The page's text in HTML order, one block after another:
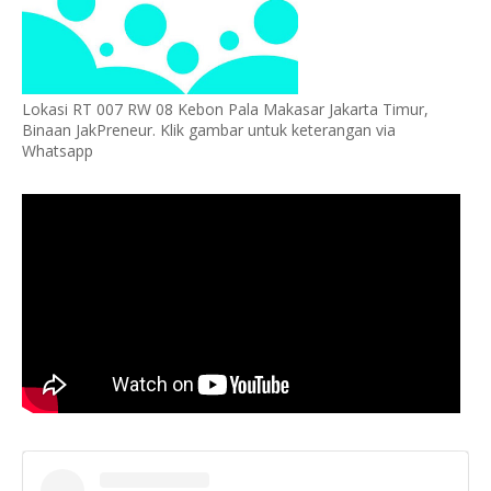
Lokasi RT 007 RW 08 Kebon Pala Makasar Jakarta Timur,
Binaan JakPreneur. Klik gambar untuk keterangan via
Whatsapp